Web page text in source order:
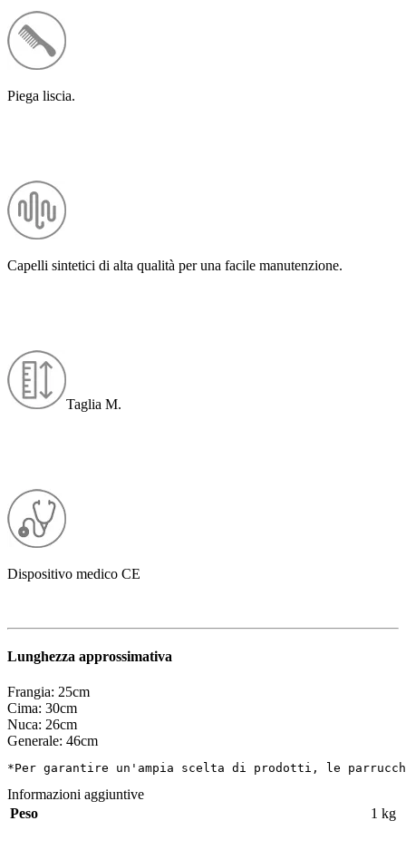
Piega liscia.
Capelli sintetici di alta qualità per una facile manutenzione.
Taglia M.
Dispositivo medico CE
Lunghezza approssimativa
Frangia: 25cm
Cima: 30cm
Nuca: 26cm
Generale: 46cm
*Per garantire un'ampia scelta di prodotti, le
Informazioni aggiuntive
Peso
1 kg